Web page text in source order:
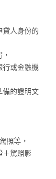
貸人身份的
行或金融機
備的證明文
照等，
＋駕照影